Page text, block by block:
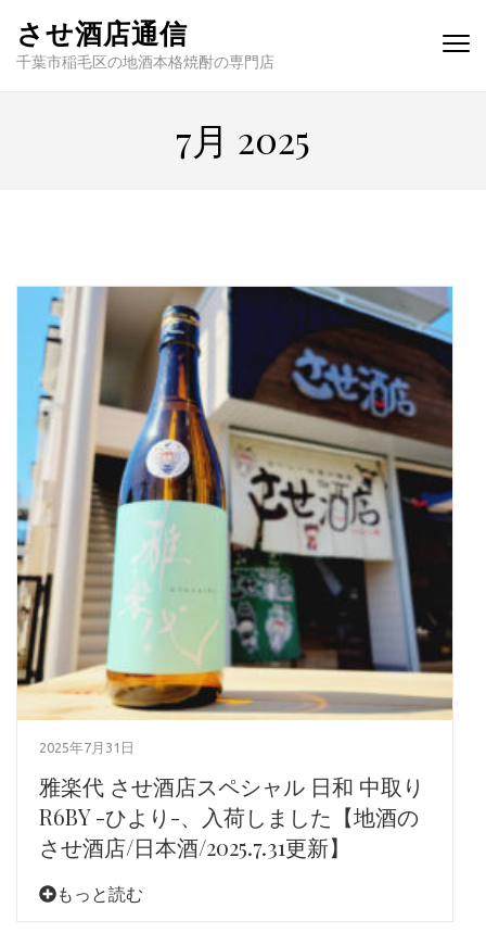
させ酒店通信
千葉市稲毛区の地酒本格焼酎の専門店
7月 2025
2025年7月31日
雅楽代 させ酒店スペシャル 日和 中取り
R6BY -ひより-、入荷しました【地酒の
させ酒店/日本酒/2025.7.31更新】
もっと読む